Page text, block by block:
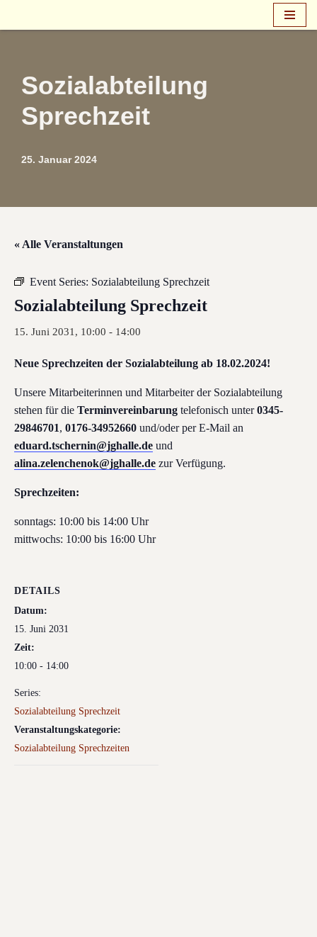
Sozialabteilung
Sprechzeit
25. Januar 2024
« Alle Veranstaltungen
Event Series: Sozialabteilung Sprechzeit
Sozialabteilung Sprechzeit
15. Juni 2031, 10:00 - 14:00
Neue Sprechzeiten der Sozialabteilung ab 18.02.2024!
Unsere Mitarbeiterinnen und Mitarbeiter der Sozialabteilung
stehen für die Terminvereinbarung telefonisch unter0345-
29846701, 0176-34952660 und/oder per E-Mail an
eduard.tschernin@jghalle.de und
alina.zelenchenok@jghalle.de zur Verfügung.
Sprechzeiten:
sonntags: 10:00 bis 14:00 Uhr
mittwochs: 10:00 bis 16:00 Uhr
DETAILS
Datum:
15. Juni 2031
Zeit:
10:00 - 14:00
Series:
Sozialabteilung Sprechzeit
Veranstaltungskategorie:
Sozialabteilung Sprechzeiten